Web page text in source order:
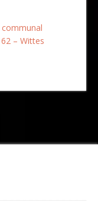
62 – Wittes